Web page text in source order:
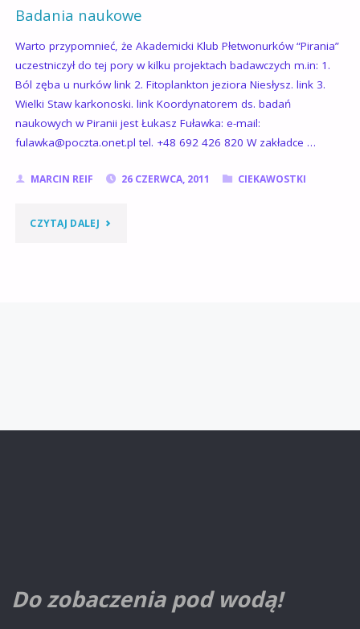
Badania naukowe
Warto przypomnieć, że Akademicki Klub Płetwonurków “Pirania”
uczestniczył do tej pory w kilku projektach badawczych m.in: 1.
Ból zęba u nurków link 2. Fitoplankton jeziora Niesłysz. link 3.
Wielki Staw karkonoski. link Koordynatorem ds. badań
naukowych w Piranii jest Łukasz Fuławka: e-mail:
fulawka@poczta.onet.pl tel. +48 692 426 820 W zakładce …
MARCIN REIF 26 CZERWCA, 2011 CIEKAWOSTKI
CZYTAJ DALEJ"BADANIA
Do zobaczenia pod wodą!